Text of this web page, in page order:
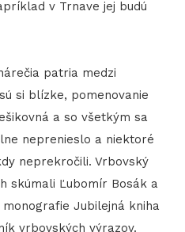
v Trnave jej budú
patria medzi
si blízke, pomenovanie
a so všetkým sa
neprenieslo a niektoré
neprekročili. Vrbovský
skúmali Ľubomír Bosák a
Jubilejná kniha
vrbovských výrazov.